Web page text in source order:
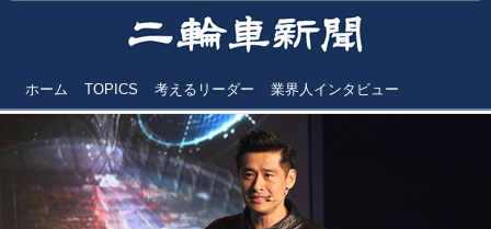
ホーム TOPICS 考えるリーダー 業界人インタビュー